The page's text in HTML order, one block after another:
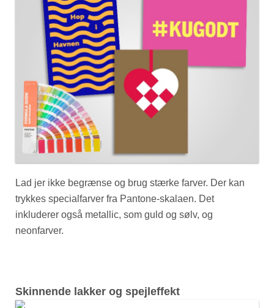
Lad jer ikke begrænse og brug stærke farver. Der kan
trykkes specialfarver fra Pantone-skalaen. Det
inkluderer også metallic, som guld og sølv, og
neonfarver.
Skinnende lakker og spejleffekt